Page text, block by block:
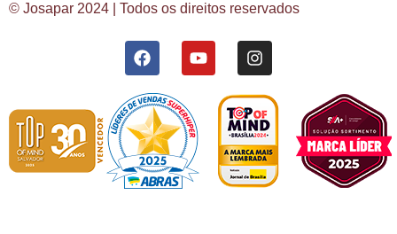
© Josapar 2024 | Todos os direitos reservados